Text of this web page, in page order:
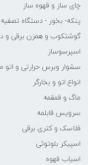
چای ساز و قهوه ساز
پنکه- بخور - دستگاه تصفیه
گوشتکوب و همزن برقی و
اسپرسوساز
سشوار وبرس حرارتی و اتو
انواع اتو و بخارگر
ماگ و قمقمه
سرویس قابلمه
فلاسک و کتری برقی
اسپیکر بلوتوثی
اسیاب قهوه